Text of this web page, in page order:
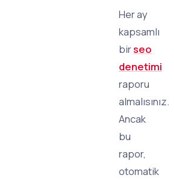
Her ay
kapsamlı
birseo
denetimi
raporu
almalısınız.
Ancak
bu
rapor,
otomatik